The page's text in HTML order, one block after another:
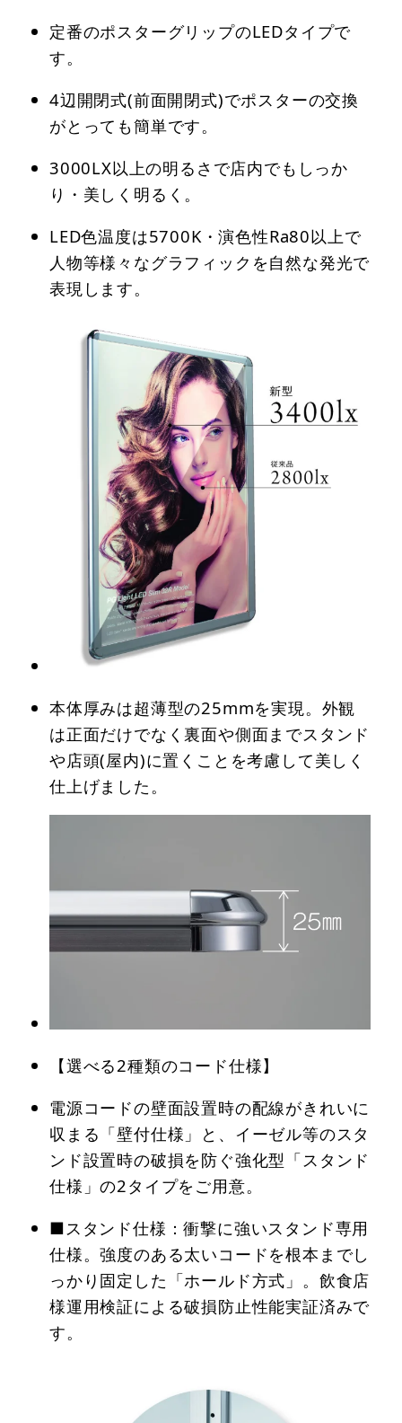
定番のポスターグリップのLEDタイプで
す。
4辺開閉式(前面開閉式)でポスターの交換
がとっても簡単です。
3000LX以上の明るさで店内でもしっか
り・美しく明るく。
LED色温度は5700K・演色性Ra80以上で
人物等様々なグラフィックを自然な発光で
表現します。
本体厚みは超薄型の25mmを実現。外観
は正面だけでなく裏面や側面までスタンド
や店頭(屋内)に置くことを考慮して美しく
仕上げました。
【選べる2種類のコード仕様】
電源コードの壁面設置時の配線がきれいに
収まる「壁付仕様」と、イーゼル等のスタ
ンド設置時の破損を防ぐ強化型「スタンド
仕様」の2タイプをご用意。
■スタンド仕様：衝撃に強いスタンド専用
仕様。強度のある太いコードを根本までし
っかり固定した「ホールド方式」。飲食店
様運用検証による破損防止性能実証済みで
す。